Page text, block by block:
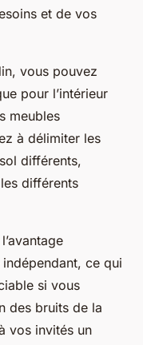
et de vos
vous pouvez
pour l’intérieur
meubles
à délimiter les
différents,
différents
indépendant, ce qui
si vous
des bruits de la
vos invités un